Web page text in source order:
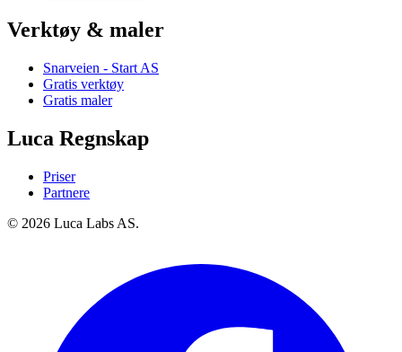
Verktøy & maler
Snarveien - Start AS
Gratis verktøy
Gratis maler
Luca Regnskap
Priser
Partnere
© 2026 Luca Labs AS.